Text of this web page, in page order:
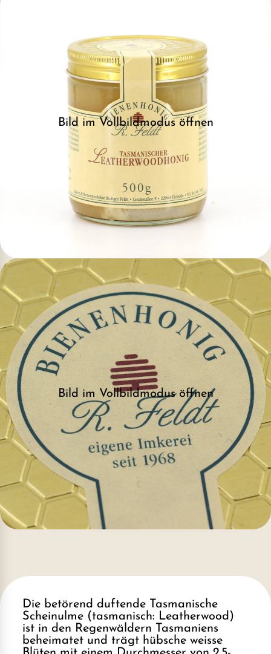
Bild im Vollbildmodus öffnen
Bild im Vollbildmodus öffnen
Die betörend duftende Tasmanische
Scheinulme (tasmanisch: Leatherwood)
ist in den Regenwäldern Tasmaniens
beheimatet und trägt hübsche weisse